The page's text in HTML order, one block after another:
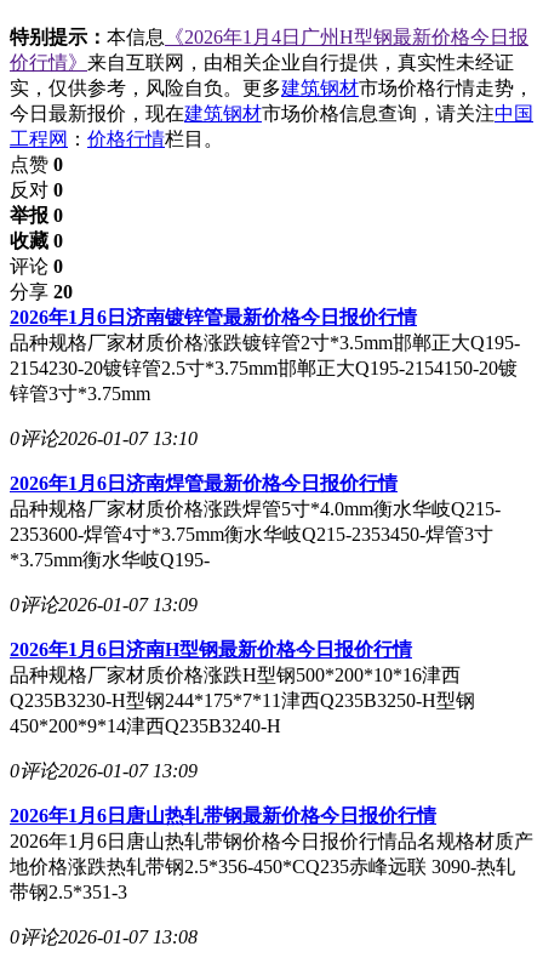
特别提示： 本信息
《2026年1月4日广州H型钢最新价格今日报
价行情》 来自互联网，由相关企业自行提供，真实性未经证
实，仅供参考，风险自负。更多建筑钢材市场价格行情走势，
今日最新报价，现在建筑钢材市场价格信息查询，请关注中国
工程网 ： 价格行情栏目。
点赞 0
反对 0
举报 0
收藏 0
评论 0
分享 20
2026年1月6日济南镀锌管最新价格今日报价行情
品种规格厂家材质价格涨跌镀锌管2寸*3.5mm邯郸正大Q195-
2154230-20镀锌管2.5寸*3.75mm邯郸正大Q195-2154150-20镀
锌管3寸*3.75mm
0评论2026-01-07 13:10
2026年1月6日济南焊管最新价格今日报价行情
品种规格厂家材质价格涨跌焊管5寸*4.0mm衡水华岐Q215-
2353600-焊管4寸*3.75mm衡水华岐Q215-2353450-焊管3寸
*3.75mm衡水华岐Q195-
0评论2026-01-07 13:09
2026年1月6日济南H型钢最新价格今日报价行情
品种规格厂家材质价格涨跌H型钢500*200*10*16津西
Q235B3230-H型钢244*175*7*11津西Q235B3250-H型钢
450*200*9*14津西Q235B3240-H
0评论2026-01-07 13:09
2026年1月6日唐山热轧带钢最新价格今日报价行情
2026年1月6日唐山热轧带钢价格今日报价行情品名规格材质产
地价格涨跌热轧带钢2.5*356-450*CQ235赤峰远联 3090-热轧
带钢2.5*351-3
0评论2026-01-07 13:08